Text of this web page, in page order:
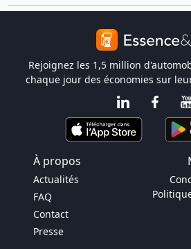
Rejoignez les 1,5 million
chaque jour des économies sur
À propos
Actualités
FAQ
Contact
Presse